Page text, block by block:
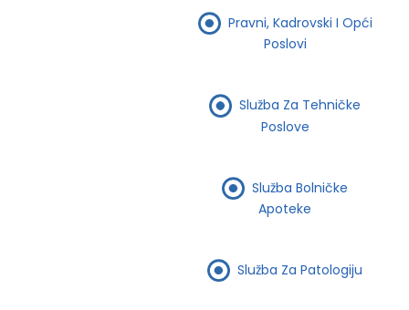
Pravni, Kadrovski I Opći
Poslovi
Služba Za Tehničke
Poslove
Služba Bolničke
Apoteke
Služba Za Patologiju